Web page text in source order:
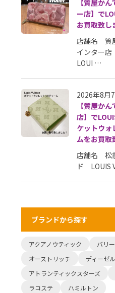
【質屋か
ー店】で
お買取致し
店舗名 質
インター
LOUI …
2026年8月
【質屋か
店】で
ケットウォ
ムをお買取
店舗名 松
ド LOUIS
ブランドから探す
アクアノウティック
バリー
オーストリッチ
ディーゼル
アトランティックスターズ
ラコステ
ハミルトン